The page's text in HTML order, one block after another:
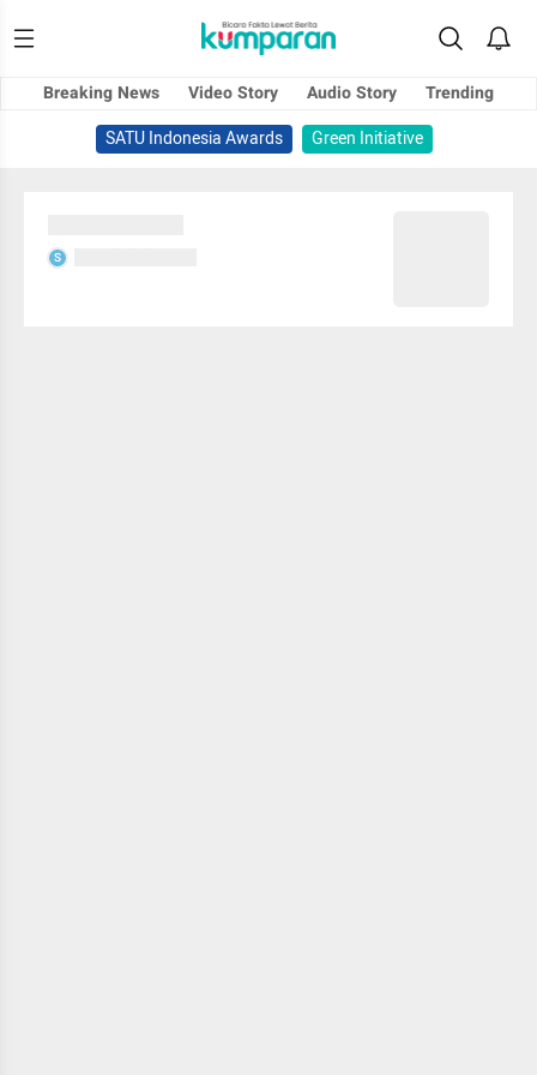
Breaking News Video Story Audio Story
Trending
SATU Indonesia Awards
Green Initiative
S